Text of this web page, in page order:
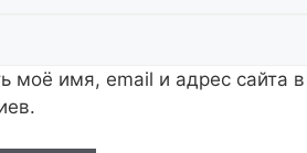
моё имя, email и адрес сайта